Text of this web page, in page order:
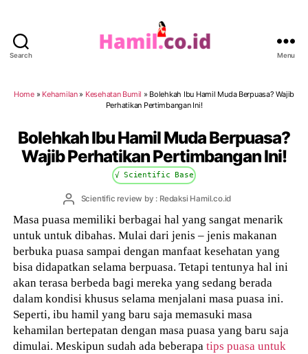
Search Menu
Home» Kehamilan» Kesehatan Bumil » Bolehkah Ibu Hamil Muda Berpuasa? Wajib
Perhatikan Pertimbangan Ini!
Bolehkah Ibu Hamil Muda Berpuasa?
Wajib Perhatikan Pertimbangan Ini!
√ Scientific Base
PostScientific review by : Redaksi Hamil.co.id
Masa puasa memiliki berbagai hal yang sangat menarik
untuk untuk dibahas. Mulai dari jenis – jenis makanan
berbuka puasa sampai dengan manfaat kesehatan yang
bisa didapatkan selama berpuasa. Tetapi tentunya hal ini
akan terasa berbeda bagi mereka yang sedang berada
dalam kondisi khusus selama menjalani masa puasa ini.
Seperti, ibu hamil yang baru saja memasuki masa
kehamilan bertepatan dengan masa puasa yang baru saja
dimulai. Meskipun sudah ada beberapatips puasa untuk